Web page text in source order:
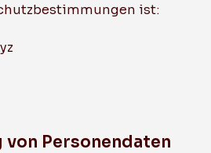
ist:
von Personendaten